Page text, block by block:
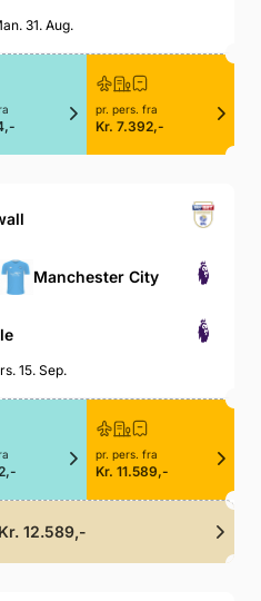
31. Aug.
pr. pers. fra
Kr. 7.392,-
Manchester City
15. Sep.
pr. pers. fra
Kr. 11.589,-
Kr. 12.589,-